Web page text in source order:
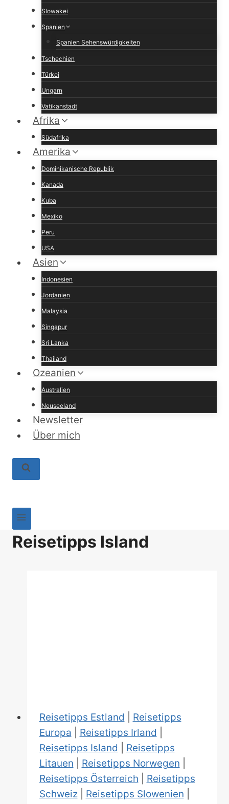
Slowakei
Spanien
Spanien Sehenswürdigkeiten
Tschechien
Türkei
Ungarn
Vatikanstadt
Afrika
Südafrika
Amerika
Dominikanische Republik
Kanada
Kuba
Mexiko
Peru
USA
Asien
Indonesien
Jordanien
Malaysia
Singapur
Sri Lanka
Thailand
Ozeanien
Australien
Neuseeland
Newsletter
Über mich
Reisetipps Island
Reisetipps Estland
Reisetipps
Europa
Reisetipps Irland
Reisetipps Island
Reisetipps
Litauen
Reisetipps Norwegen
Reisetipps Österreich
Reisetipps
Schweiz| Reisetipps Slowenien